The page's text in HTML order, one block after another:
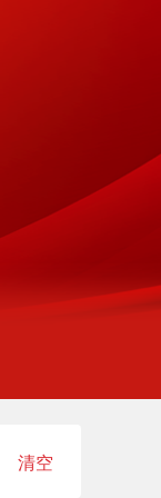
清空